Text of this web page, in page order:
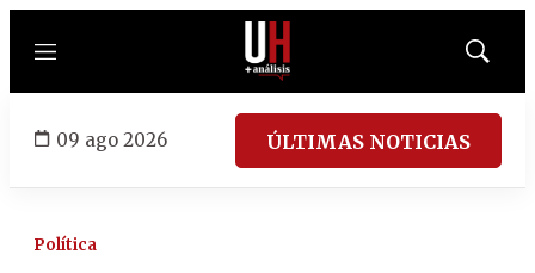
Menú
Mostrar
09 ago 2026 ÚLTIMAS NOTICIAS
Política